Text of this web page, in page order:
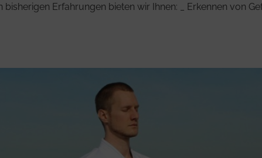
Erfahrungen bieten wir Ihnen: _ Erkennen von